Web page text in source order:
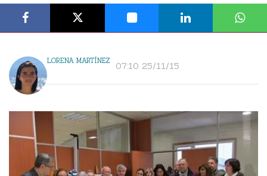
LORENA MARTÍNEZ 07:10 25/11/15